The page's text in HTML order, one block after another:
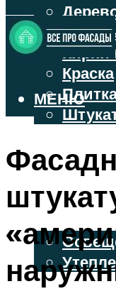
Краска
ДЕКОР
МЕНЮ